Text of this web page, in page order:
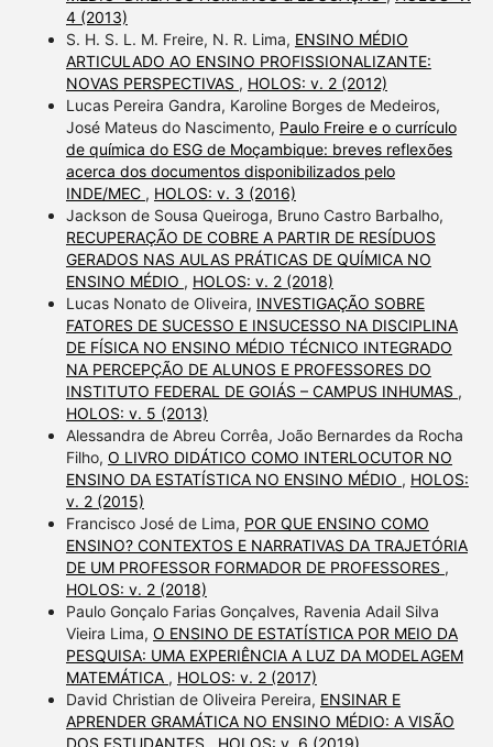
4 (2013)
S. H. S. L. M. Freire, N. R. Lima, ENSINO MÉDIO
ARTICULADO AO ENSINO PROFISSIONALIZANTE:
NOVAS PERSPECTIVAS , HOLOS: v. 2 (2012)
Lucas Pereira Gandra, Karoline Borges de Medeiros,
José Mateus do Nascimento, Paulo Freire e o currículo
de química do ESG de Moçambique: breves reflexões
acerca dos documentos disponibilizados pelo
INDE/MEC , HOLOS: v. 3 (2016)
Jackson de Sousa Queiroga, Bruno Castro Barbalho,
RECUPERAÇÃO DE COBRE A PARTIR DE RESÍDUOS
GERADOS NAS AULAS PRÁTICAS DE QUÍMICA NO
ENSINO MÉDIO , HOLOS: v. 2 (2018)
Lucas Nonato de Oliveira, INVESTIGAÇÃO SOBRE
FATORES DE SUCESSO E INSUCESSO NA DISCIPLINA
DE FÍSICA NO ENSINO MÉDIO TÉCNICO INTEGRADO
NA PERCEPÇÃO DE ALUNOS E PROFESSORES DO
INSTITUTO FEDERAL DE GOIÁS – CAMPUS INHUMAS ,
HOLOS: v. 5 (2013)
Alessandra de Abreu Corrêa, João Bernardes da Rocha
Filho, O LIVRO DIDÁTICO COMO INTERLOCUTOR NO
ENSINO DA ESTATÍSTICA NO ENSINO MÉDIO , HOLOS:
v. 2 (2015)
Francisco José de Lima, POR QUE ENSINO COMO
ENSINO? CONTEXTOS E NARRATIVAS DA TRAJETÓRIA
DE UM PROFESSOR FORMADOR DE PROFESSORES ,
HOLOS: v. 2 (2018)
Paulo Gonçalo Farias Gonçalves, Ravenia Adail Silva
Vieira Lima, O ENSINO DE ESTATÍSTICA POR MEIO DA
PESQUISA: UMA EXPERIÊNCIA A LUZ DA MODELAGEM
MATEMÁTICA , HOLOS: v. 2 (2017)
David Christian de Oliveira Pereira, ENSINAR E
APRENDER GRAMÁTICA NO ENSINO MÉDIO: A VISÃO
DOS ESTUDANTES
HOLOS: v. 6 (2019)